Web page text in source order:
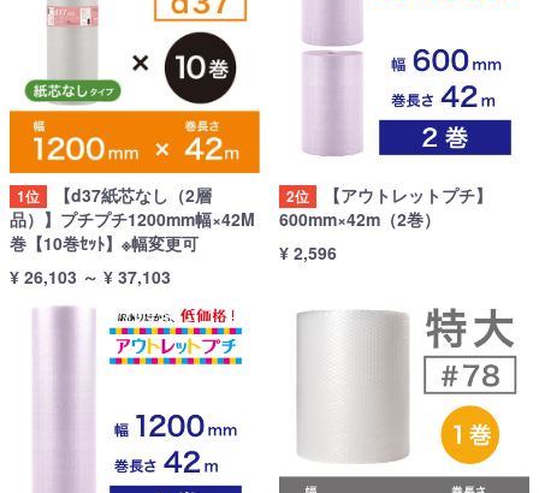
1位
【d37紙芯なし（2層
品）】プチプチ1200mm幅×42M
巻【10巻ｾｯﾄ】※幅変更可
¥ 26,103 ～ ¥ 37,103
2位
【アウトレットプチ】
600mm×42m（2巻）
¥ 2,596